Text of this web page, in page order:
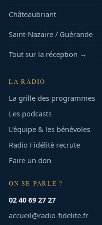
Châteaubriant
Saint-Nazaire / Guérande
Tout sur la réception →
LA RADIO
La grille des programmes
Les podcasts
L’équipe & les bénévoles
Radio Fidélité recrute
Faire un don
ON SE PARLE ?
02 40 69 27 27
accueil@radio-fidelite.fr